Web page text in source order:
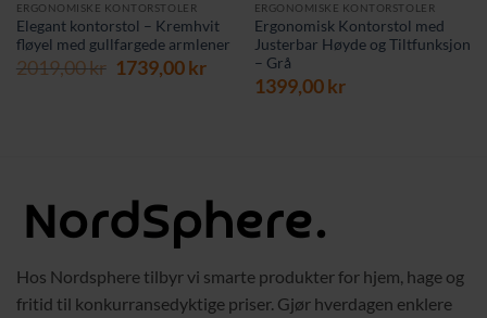
ERGONOMISKE KONTORSTOLER
Elegant kontorstol – Kremhvit
fløyel med gullfargede armlener
2019,00kr Opprinnelig
1739,00krNåværende
ERGONOMISKE KONTORSTOLER
Ergonomisk Kontorstol med
Justerbar Høyde og Tiltfunksjon
– Grå
1399,00kr
Hos Nordsphere tilbyr vi smarte produkter for hjem, hage og
fritid til konkurransedyktige priser. Gjør hverdagen enklere